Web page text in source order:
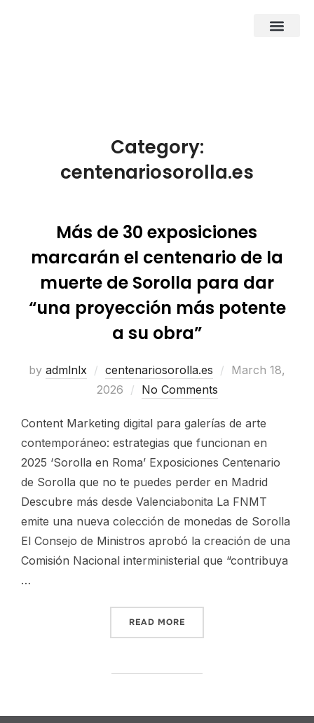
Category:
centenariosorolla.es
Más de 30 exposiciones
marcarán el centenario de la
muerte de Sorolla para dar
“una proyección más potente
a su obra”
by admlnlx centenariosorolla.es
March 18,
2026
No Comments
Content Marketing digital para galerías de arte
contemporáneo: estrategias que funcionan en
2025 ‘Sorolla en Roma’ Exposiciones Centenario
de Sorolla que no te puedes perder en Madrid
Descubre más desde Valenciabonita La FNMT
emite una nueva colección de monedas de Sorolla
El Consejo de Ministros aprobó la creación de una
Comisión Nacional interministerial que “contribuya
…
READ MORE